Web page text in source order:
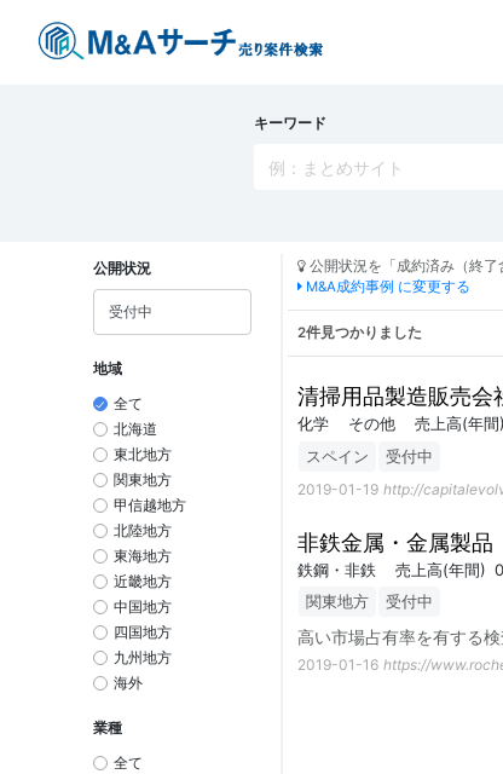
キーワード
公開状況
地域
全て
北海道
東北地方
関東地方
甲信越地方
北陸地方
東海地方
近畿地方
中国地方
四国地方
九州地方
海外
業種
全て
公開状況を「成約済み（終
M&A成約事例 に変更する
2件見つかりました
清掃用品製造販売会
化学 その他 売上高(年間)
スペイン 受付中
2019-01-19 http://
非鉄金属・金属製品
鉄鋼・非鉄 売上高(年間) 0
関東地方 受付中
高い市場占有率を有する
2019-01-16 https://